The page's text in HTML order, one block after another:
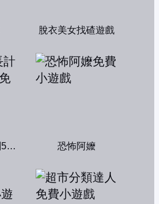
脫衣美女找碴遊戲
美少女成長計劃5.2中文版 恐怖阿嬤